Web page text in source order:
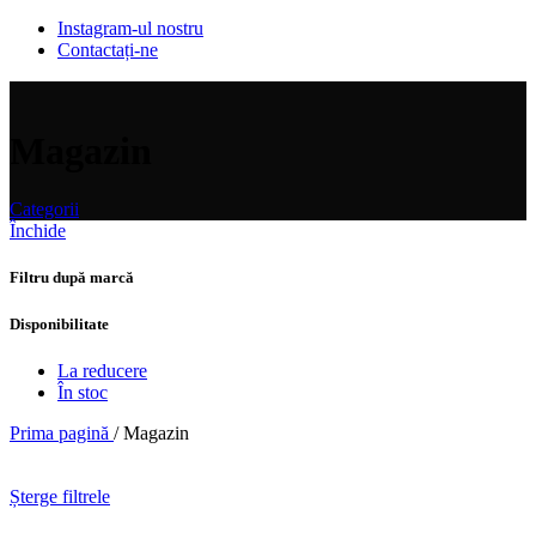
Instagram-ul nostru
Contactați-ne
Categorii
Închide
Filtru după marcă
Disponibilitate
La reducere
În stoc
Prima pagină / Magazin
Șterge filtrele